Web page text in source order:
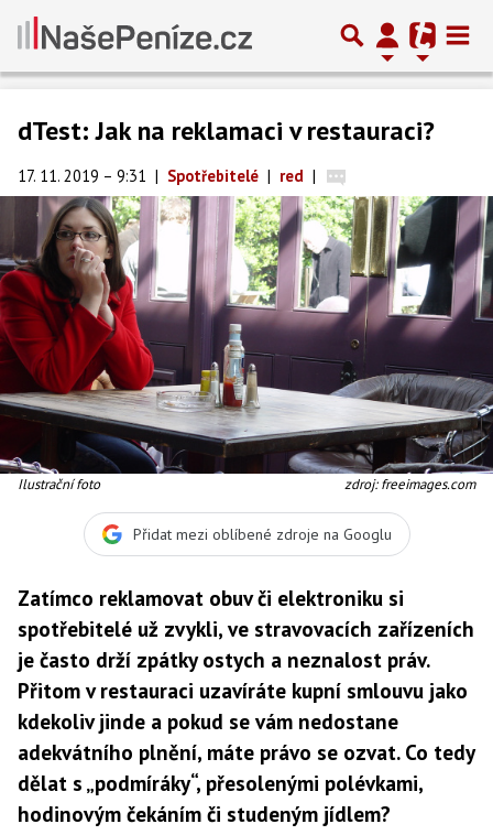
dTest: Jak na reklamaci v restauraci?
17. 11. 2019 – 9:31 | Spotřebitelé | red |
Ilustrační foto zdroj: freeimages.com
Přidat mezi oblíbené zdroje na Googlu
Zatímco reklamovat obuv či elektroniku si
spotřebitelé už zvykli, ve stravovacích zařízeních
je často drží zpátky ostych a neznalost práv.
Přitom v restauraci uzavíráte kupní smlouvu jako
kdekoliv jinde a pokud se vám nedostane
adekvátního plnění, máte právo se ozvat. Co tedy
dělat s „podmíráky“, přesolenými polévkami,
hodinovým čekáním či studeným jídlem?